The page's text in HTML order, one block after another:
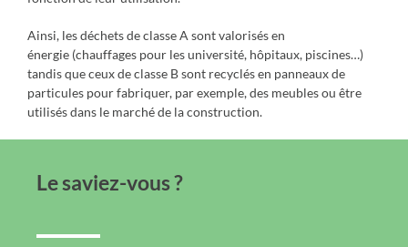
Ainsi, les déchets de classe A sont valorisés en
énergie (chauffages pour les université, hôpitaux, piscines…)
tandis que ceux de classe B sont recyclés en panneaux de
particules pour fabriquer, par exemple, des meubles ou être
utilisés dans le marché de la construction.
Le saviez-vous ?